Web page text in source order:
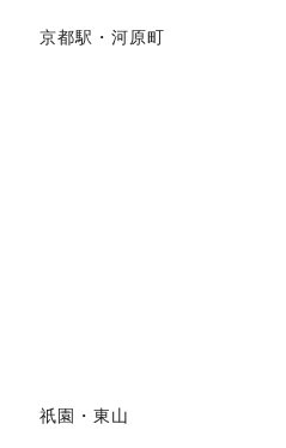
京都駅・河原町
祇園・東山